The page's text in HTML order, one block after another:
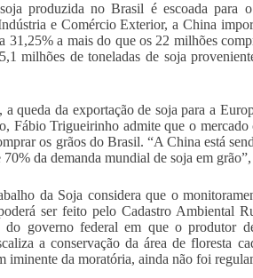
produzida no Brasil é escoada para
e Comércio Exterior, a China
31,25% a mais do que os 22 milhões
milhões de toneladas de soja
queda da exportação de soja para a
Fábio Trigueirinho admite que o
os grãos do Brasil. “A China está
da demanda mundial de soja em grão”,
da Soja considera que o
ser feito pelo Cadastro Ambiental
do governo federal em que o produtor
a conservação da área de floresta
iminente da moratória, ainda não foi